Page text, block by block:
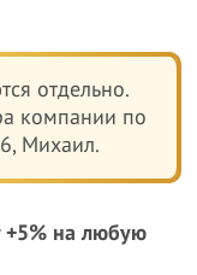
отдельно.
компании по
Михаил.
+5% на любую